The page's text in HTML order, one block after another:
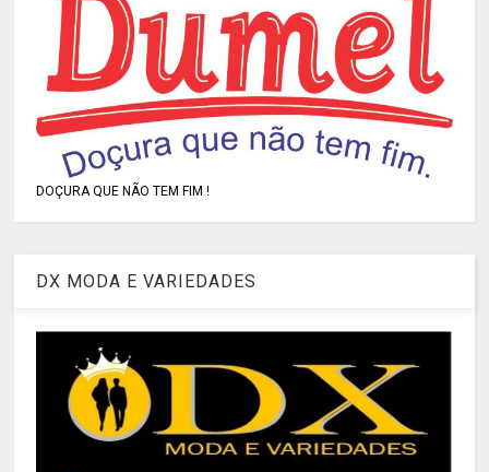
DOÇURA QUE NÃO TEM FIM !
DX MODA E VARIEDADES